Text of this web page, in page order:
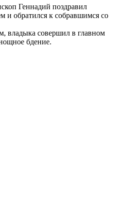
Геннадий поздравил
и обратился к собравшимся со
владыка совершил в главном
бдение.